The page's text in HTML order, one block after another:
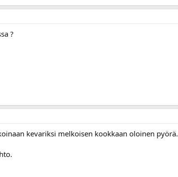
?
kevariksi melkoisen kookkaan oloinen pyörä.